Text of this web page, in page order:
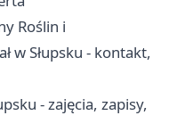
Roślin i
w Słupsku - kontakt,
- zajęcia, zapisy,